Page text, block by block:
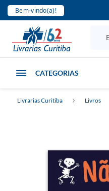
Bem-vindo(a)!
CATEGORIAS
Livrarias Curitiba Livros